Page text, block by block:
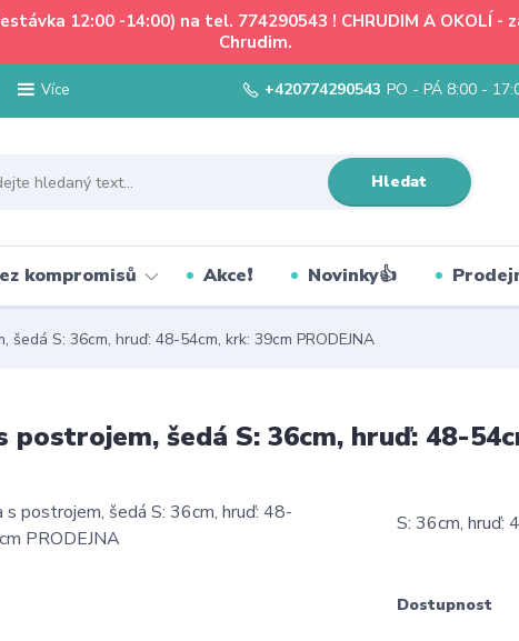
12:00 -14:00) na tel. 774290543 ! CHRUDIM A OKOLÍ
Chrudim.
Více
Hledat
+420774290543 PO - PÁ 8:00 -
kompromisů Akce❗ Novinky👍
S: 36cm, hruď: 48-54cm, krk: 39cm PRODEJNA
šedá S: 36cm, hruď: 48-
S: 36cm, hruď:
Dostupnost